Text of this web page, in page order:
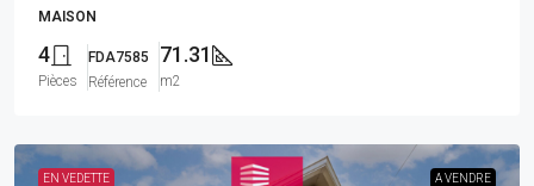
MAISON
4
Pièces
FDA7585
Référence
71.31
m2
EN VEDETTE A VENDRE